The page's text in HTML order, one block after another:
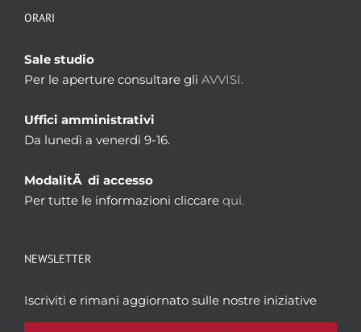
ORARI
Sale studio
Per le aperture consultare gli AVVISI.
Uffici amministrativi
Da lunedì a venerdì 9-16.
ModalitÃ di accesso
Per tutte le informazioni cliccare qui.
NEWSLETTER
Iscriviti e rimani aggiornato sulle nostre iniziative